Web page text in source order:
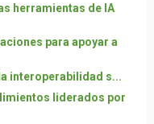
herramientas de IA
para apoyar a
interoperabilidad s...
liderados por